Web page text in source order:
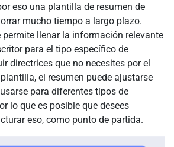
eso una plantilla de resumen de
mucho tiempo a largo plazo.
llenar la información relevante
para el tipo específico de
directrices que no necesites por el
el resumen puede ajustarse
para diferentes tipos de
lo que es posible que desees
eso, como punto de partida.